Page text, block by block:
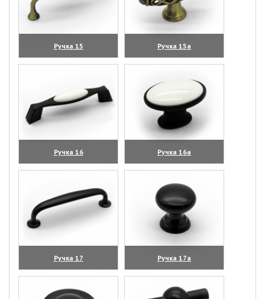
Ручка 15
(увеличить)
Ручка 15а
(увеличить)
Ручка 16
(увеличить)
Ручка 16а
(увеличить)
Ручка 17
(увеличить)
Ручка 17а
(увеличить)